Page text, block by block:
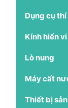
Dụng cụ
Kính hiển vi
Lò nung
Máy cất
Thiết bị